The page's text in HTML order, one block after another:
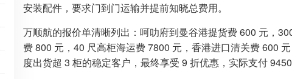
安装配件，要求门到门运输并提前知晓总费用。
万顺航的报价单清晰列出：呵叻府到曼谷港提货费 600 元，
费 800 元，40 尺高柜海运费 7800 元，香港进口清关费 600
度出货超 3 柜的稳定客户，最终享受 9 折优惠，实际支付 9450